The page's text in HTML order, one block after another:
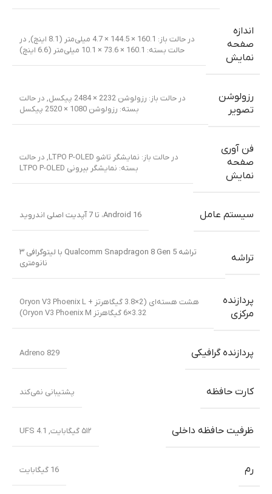
اندازه
صفحه
نمایش
در حالت باز: 160.1 × 144.5 × 4.7 میلی‌متر (8.1 اینچ) , در
حالت بسته: 160.1 × 73.6 × 10.1 میلی‌متر (6.6 اینچ)
رزولوشن
تصویر
در حالت باز: رزولوشن 2232 × 2484 پیکسل , در حالت
بسته: رزولوشن 1080 × 2520 پیکسل
فن آوری
صفحه
نمایش
در حالت باز: نمایشگر تاشو LTPO P-OLED , در حالت
بسته: نمایشگر بیرونی LTPO P-OLED
سیستم عامل Android 16، تا 7 آپدیت اصلی اندروید
تراشه
تراشه Qualcomm Snapdragon 8 Gen 5 با لیتوگرافی ۳
نانومتری
پردازنده
مرکزی
هشت هسته‌ای (2×3.8 گیگاهرتز Oryon V3 Phoenix L +
6×3.32 گیگاهرتز Oryon V3 Phoenix M)
پردازنده گرافیکی Adreno 829
کارت حافظه پشتیبانی نمی‌کند
ظرفیت حافظه داخلی ۵۱۲ گیگابایت ,
UFS 4.1
رم 16 گیگابایت